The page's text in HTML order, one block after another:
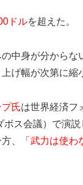
ドルを超えた。
中身が分からな
げ幅が次第に縮
プ氏は世界経済フ
ボス会議）で演
、
「武力は使